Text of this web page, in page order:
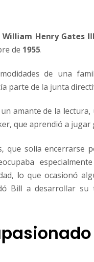
William Henry Gates III
de 1955.
de una
parte de la junta
amante de la
que aprendió a jugar
que solía encerrarse
lo que ocasionó
Bill a desarrollar